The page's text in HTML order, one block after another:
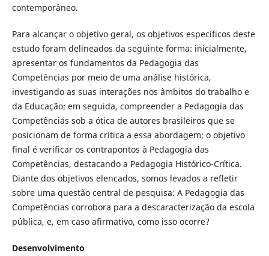
contemporâneo.
Para alcançar o objetivo geral, os objetivos específicos deste
estudo foram delineados da seguinte forma: inicialmente,
apresentar os fundamentos da Pedagogia das
Competências por meio de uma análise histórica,
investigando as suas interações nos âmbitos do trabalho e
da Educação; em seguida, compreender a Pedagogia das
Competências sob a ótica de autores brasileiros que se
posicionam de forma crítica a essa abordagem; o objetivo
final é verificar os contrapontos à Pedagogia das
Competências, destacando a Pedagogia Histórico-Crítica.
Diante dos objetivos elencados, somos levados a refletir
sobre uma questão central de pesquisa: A Pedagogia das
Competências corrobora para a descaracterização da escola
pública, e, em caso afirmativo, como isso ocorre?
Desenvolvimento